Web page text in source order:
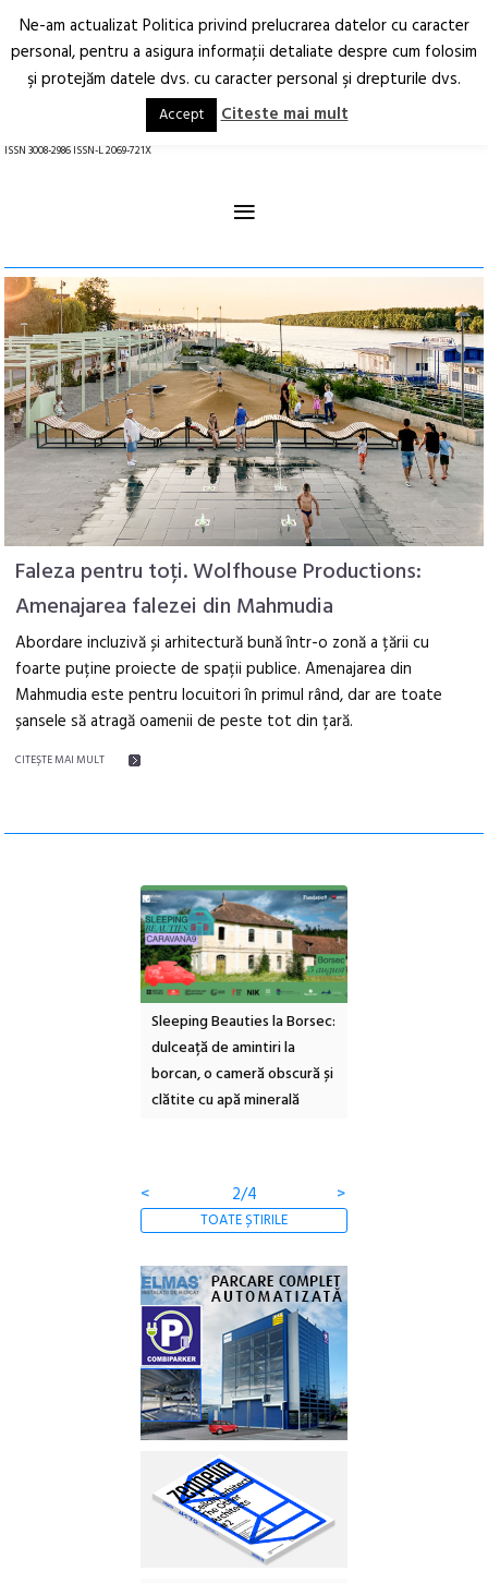
Arhitectură.
Oraș.
RO EN
ISSN 3008-2986 ISSN-L 2069-721X
≡
Faleza pentru toți. Wolfhouse Productions:
Amenajarea falezei din Mahmudia
Abordare incluzivă și arhitectură bună într-o zonă a țării cu
foarte puține proiecte de spații publice. Amenajarea din
Mahmudia este pentru locuitori în primul rând, dar are toate
șansele să atragă oamenii de peste tot din țară.
CITEŞTE MAI MULT
Sleeping Beauties la Borsec:
dulceață de amintiri la
borcan, o cameră obscură și
clătite cu apă minerală
< 2/4 >
TOATE ȘTIRILE
Ne-am actualizat Politica privind prelucrarea datelor cu caracter
personal, pentru a asigura informaţii detaliate despre cum folosim
şi protejăm datele dvs. cu caracter personal şi drepturile dvs.
Accept Citeste mai mult